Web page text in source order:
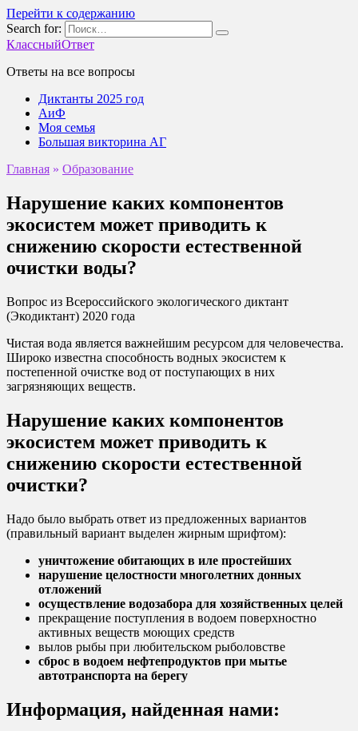
Перейти к содержанию
Search for:
КлассныйОтвет
Ответы на все вопросы
Диктанты 2025 год
АиФ
Моя семья
Большая викторина АГ
Главная » Образование
Нарушение каких компонентов
экосистем может приводить к
снижению скорости естественной
очистки воды?
Вопрос из Всероссийского экологического диктант
(Экодиктант) 2020 года
Чистая вода является важнейшим ресурсом для человечества.
Широко известна способность водных экосистем к
постепенной очистке вод от поступающих в них
загрязняющих веществ.
Нарушение каких компонентов
экосистем может приводить к
снижению скорости естественной
очистки?
Надо было выбрать ответ из предложенных вариантов
(правильный вариант выделен жирным шрифтом):
уничтожение обитающих в иле простейших
нарушение целостности многолетних донных
отложений
осуществление водозабора для хозяйственных целей
прекращение поступления в водоем поверхностно
активных веществ моющих средств
вылов рыбы при любительском рыболовстве
сброс в водоем нефтепродуктов при мытье
автотранспорта на берегу
Информация, найденная нами: